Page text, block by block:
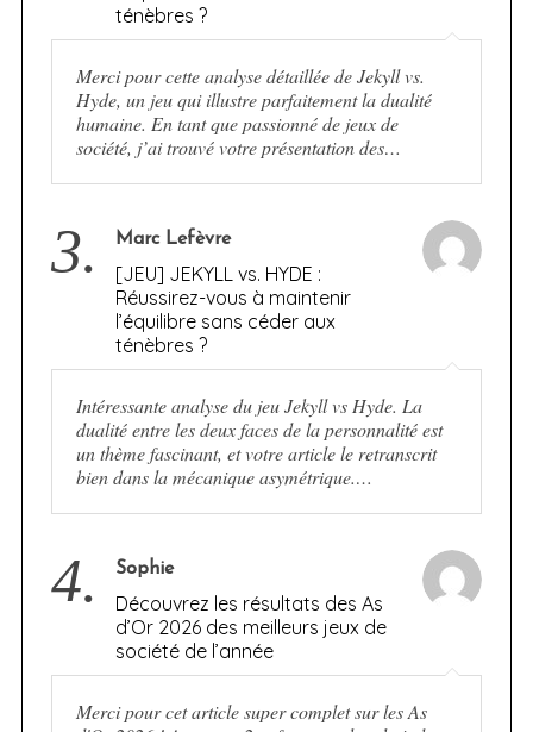
ténèbres ?
Merci pour cette analyse détaillée de Jekyll vs.
Hyde, un jeu qui illustre parfaitement la dualité
humaine. En tant que passionné de jeux de
société, j’ai trouvé votre présentation des…
3. Marc Lefèvre
[JEU] JEKYLL vs. HYDE :
Réussirez-vous à maintenir
l’équilibre sans céder aux
ténèbres ?
Intéressante analyse du jeu Jekyll vs Hyde. La
dualité entre les deux faces de la personnalité est
un thème fascinant, et votre article le retranscrit
bien dans la mécanique asymétrique.…
4. Sophie
Découvrez les résultats des As
d’Or 2026 des meilleurs jeux de
société de l’année
Merci pour cet article super complet sur les As